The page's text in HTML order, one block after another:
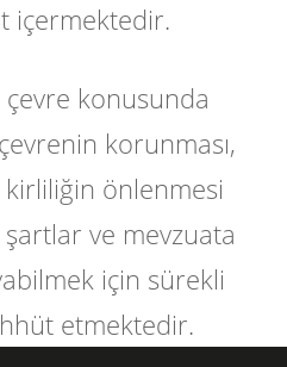
içermektedir.
çevre konusunda
korunması,
önlenmesi
ve mevzuata
için sürekli
etmektedir.